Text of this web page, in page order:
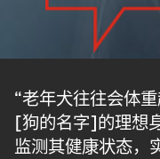
“老年犬往往会体
[狗的名字]的理想
监测其健康状态，